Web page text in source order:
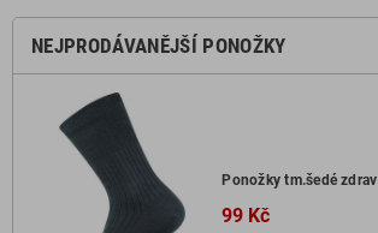
NEJPRODÁVANĚJŠÍ PONOŽKY
Ponožky tm.šedé zdrav
99 Kč